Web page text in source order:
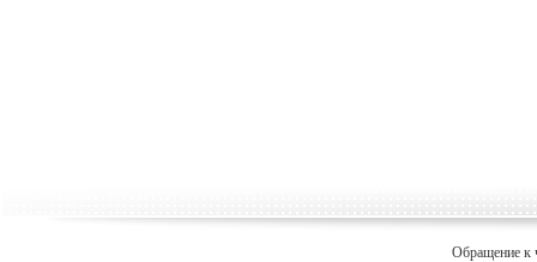
Обращение к